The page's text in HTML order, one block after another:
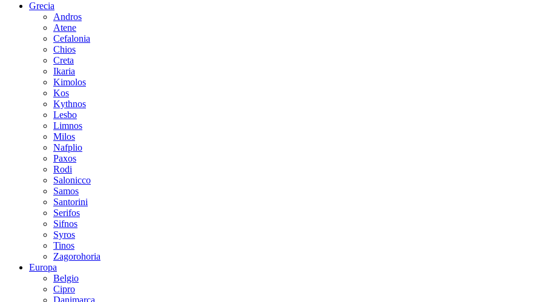
Grecia
Andros
Atene
Cefalonia
Chios
Creta
Ikaria
Kimolos
Kos
Kythnos
Lesbo
Limnos
Milos
Nafplio
Paxos
Rodi
Salonicco
Samos
Santorini
Serifos
Sifnos
Syros
Tinos
Zagorohoria
Europa
Belgio
Cipro
Danimarca